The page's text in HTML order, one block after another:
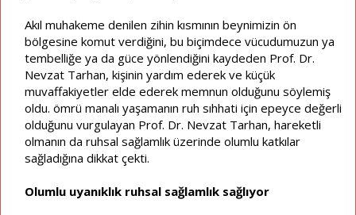
Akıl muhakeme denilen zihin kısmının beynimizin ön
bölgesine komut verdiğini, bu biçimdece vücudumuzun ya
tembelliğe ya da güce yönlendiğini kaydeden Prof. Dr.
Nevzat Tarhan, kişinin yardım ederek ve küçük
muvaffakiyetler elde ederek memnun olduğunu söylemiş
oldu. ömrü manalı yaşamanın ruh sıhhati için epeyce değerli
olduğunu vurgulayan Prof. Dr. Nevzat Tarhan, hareketli
olmanın da ruhsal sağlamlık üzerinde olumlu katkılar
sağladığına dikkat çekti.
Olumlu uyanıklık ruhsal sağlamlık sağlıyor